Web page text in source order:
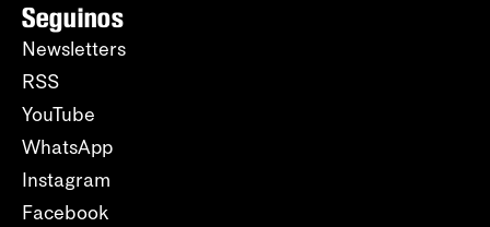
Seguinos
Newsletters
RSS
YouTube
WhatsApp
Instagram
Facebook